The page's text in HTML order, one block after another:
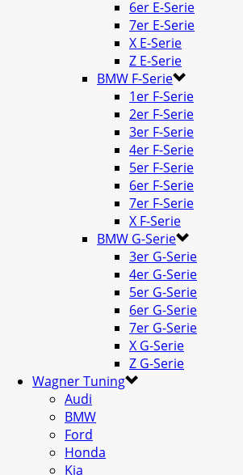
6er E-Serie
7er E-Serie
X E-Serie
Z E-Serie
BMW F-Serie
1er F-Serie
2er F-Serie
3er F-Serie
4er F-Serie
5er F-Serie
6er F-Serie
7er F-Serie
X F-Serie
BMW G-Serie
3er G-Serie
4er G-Serie
5er G-Serie
6er G-Serie
7er G-Serie
X G-Serie
Z G-Serie
Wagner Tuning
Audi
BMW
Ford
Honda
Kia